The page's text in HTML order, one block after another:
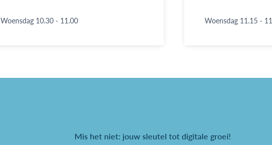
Woensdag 10.30 - 11.00 Woensdag 11.15 -
Mis het niet: jouw sleutel tot digitale groei!